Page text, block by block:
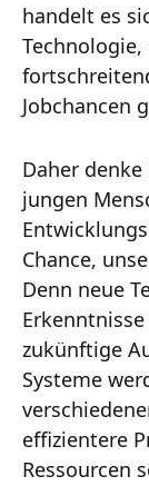
handelt es
Jobchancen
Daher
jungen
Chance,
Denn neue
zukünftige
Systeme
effizientere
Ressourcen